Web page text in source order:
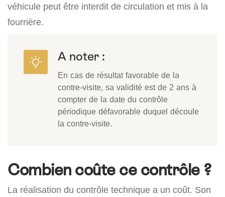
véhicule peut être interdit de circulation et mis à la
fourrière.
A noter :
En cas de résultat favorable de la
contre-visite, sa validité est de 2 ans à
compter de la date du contrôle
périodique défavorable duquel découle
la contre-visite.
Combien coûte ce contrôle ?
La réalisation du contrôle technique a un coût. Son